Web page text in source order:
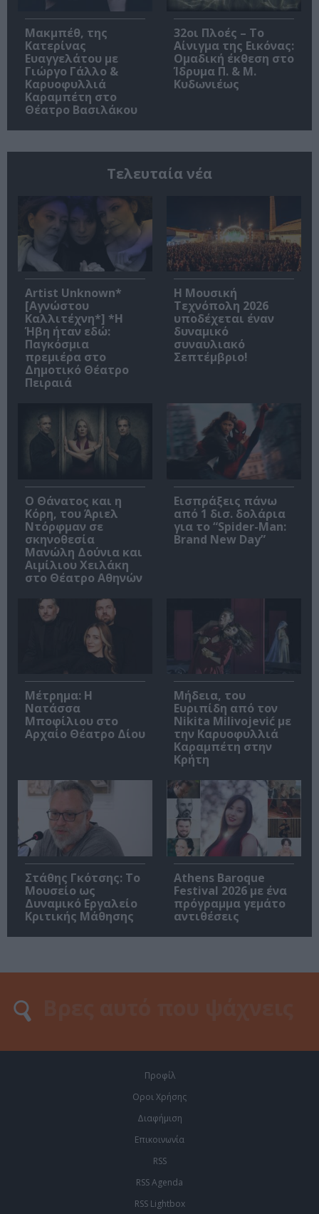
Μακμπέθ, της
Κατερίνας
Ευαγγελάτου με
Γιώργο Γάλλο &
Καρυοφυλλιά
Καραμπέτη στο
Θέατρο Βασιλάκου
32οι Πλοές – Το
Αίνιγμα της Εικόνας:
Ομαδική έκθεση στο
Ίδρυμα Π. & Μ.
Κυδωνιέως
Τελευταία νέα
Artist Unknown*
[Αγνώστου
Καλλιτέχνη*] *Η
Ήβη ήταν εδώ:
Παγκόσμια
πρεμιέρα στο
Δημοτικό Θέατρο
Πειραιά
Η Μουσική
Τεχνόπολη 2026
υποδέχεται έναν
δυναμικό
συναυλιακό
Σεπτέμβριο!
Ο Θάνατος και η
Κόρη, του Άριελ
Ντόρφμαν σε
σκηνοθεσία
Μανώλη Δούνια και
Αιμίλιου Χειλάκη
στο Θέατρο Αθηνών
Εισπράξεις πάνω
από 1 δισ. δολάρια
για το “Spider-Man:
Brand New Day”
Μέτρημα: Η
Νατάσσα
Μποφίλιου στο
Αρχαίο Θέατρο Δίου
Μήδεια, του
Ευριπίδη από τον
Nikita Milivojević με
την Καρυοφυλλιά
Καραμπέτη στην
Κρήτη
Στάθης Γκότσης: Το
Μουσείο ως
Δυναμικό Εργαλείο
Κριτικής Μάθησης
Athens Baroque
Festival 2026 με ένα
πρόγραμμα γεμάτο
αντιθέσεις
Προφίλ
Οροι Χρήσης
Διαφήμιση
Επικοινωνία
RSS
RSS Agenda
RSS Lightbox